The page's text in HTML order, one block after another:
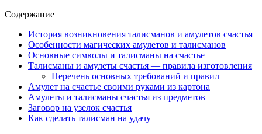
Содержание
История возникновения талисманов и амулетов счастья
Особенности магических амулетов и талисманов
Основные символы и талисманы на счастье
Талисманы и амулеты счастья — правила изготовления
Перечень основных требований и правил
Амулет на счастье своими руками из картона
Амулеты и талисманы счастья из предметов
Заговор на узелок счастья
Как сделать талисман на удачу